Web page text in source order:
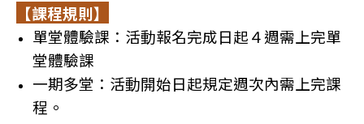
【課程規則】
單堂體驗課：活動報名完成日起４週需上完單
堂體驗課
一期多堂：活動開始日起規定週次內需上完課
程。